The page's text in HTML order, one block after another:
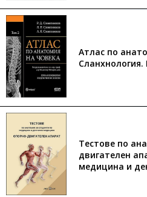
Атлас по
Тестове по
двигателен
медицина и